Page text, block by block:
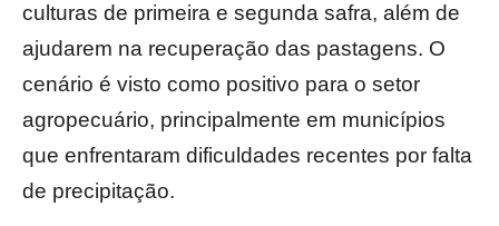
culturas de primeira e segunda safra, além de
ajudarem na recuperação das pastagens. O
cenário é visto como positivo para o setor
agropecuário, principalmente em municípios
que enfrentaram dificuldades recentes por falta
de precipitação.